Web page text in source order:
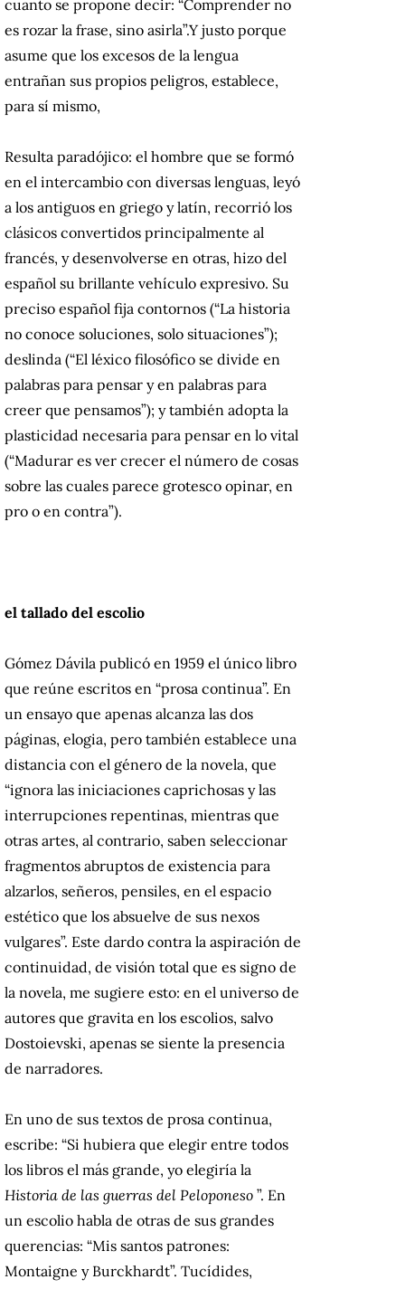
cuanto se propone decir: “Comprender no
es rozar la frase, sino asirla”.Y justo porque
asume que los excesos de la lengua
entrañan sus propios peligros, establece,
para sí mismo,
Resulta paradójico: el hombre que se formó
en el intercambio con diversas lenguas, leyó
a los antiguos en griego y latín, recorrió los
clásicos convertidos principalmente al
francés, y desenvolverse en otras, hizo del
español su brillante vehículo expresivo. Su
preciso español fija contornos (“La historia
no conoce soluciones, solo situaciones”);
deslinda (“El léxico filosófico se divide en
palabras para pensar y en palabras para
creer que pensamos”); y también adopta la
plasticidad necesaria para pensar en lo vital
(“Madurar es ver crecer el número de cosas
sobre las cuales parece grotesco opinar, en
pro o en contra”).
el tallado del escolio
Gómez Dávila publicó en 1959 el único libro
que reúne escritos en “prosa continua”. En
un ensayo que apenas alcanza las dos
páginas, elogia, pero también establece una
distancia con el género de la novela, que
“ignora las iniciaciones caprichosas y las
interrupciones repentinas, mientras que
otras artes, al contrario, saben seleccionar
fragmentos abruptos de existencia para
alzarlos, señeros, pensiles, en el espacio
estético que los absuelve de sus nexos
vulgares”. Este dardo contra la aspiración de
continuidad, de visión total que es signo de
la novela, me sugiere esto: en el universo de
autores que gravita en los escolios, salvo
Dostoievski, apenas se siente la presencia
de narradores.
En uno de sus textos de prosa continua,
escribe: “Si hubiera que elegir entre todos
los libros el más grande, yo elegiría la
Historia de las guerras del Peloponeso ”. En
un escolio habla de otras de sus grandes
querencias: “Mis santos patrones:
Montaigne y Burckhardt”. Tucídides,